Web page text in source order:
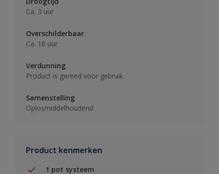
Ca. 3 uur
Overschilderbaar
Ca. 18 uur
Verdunning
Product is gereed voor gebruik
Samenstelling
Oplosmiddelhoudend
Product kenmerken
1 pot systeem